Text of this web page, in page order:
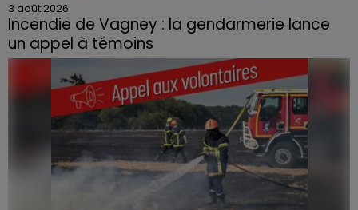
3 août 2026
Incendie de Vagney : la gendarmerie lance
un appel à témoins
Le feu, parti d'une haie avant de se propager au
quartier résidentiel, avait détruit deux habitations et
contraint à l'évacuation d'une centaine de personnes.